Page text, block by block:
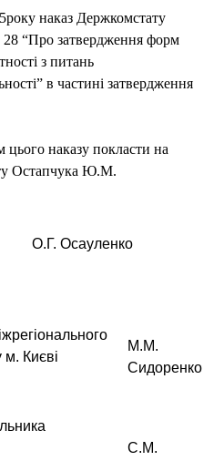
наказ Держкомстату
“Про затвердження форм
з питань
в частині затвердження
цього наказу покласти на
Остапчука Ю.М.
О.Г. Осауленко
м. Києві
М.М.
Сидоренко
С.М.